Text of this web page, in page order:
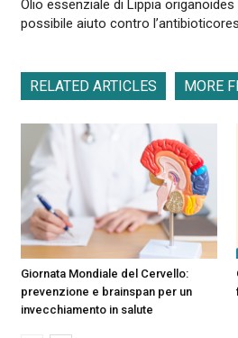
Olio essenziale di Lippia origanoides
possibile aiuto contro
RELATED ARTICLES MORE
Giornata Mondiale del Cervello:
prevenzione e brainspan per un
invecchiamento in salute